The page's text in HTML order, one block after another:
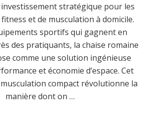
stratégique pour les
et de musculation à domicile.
sportifs qui gagnent en
des pratiquants, la chaise romaine
comme une solution ingénieuse
et économie d’espace. Cet
compact révolutionne la
manière dont on …